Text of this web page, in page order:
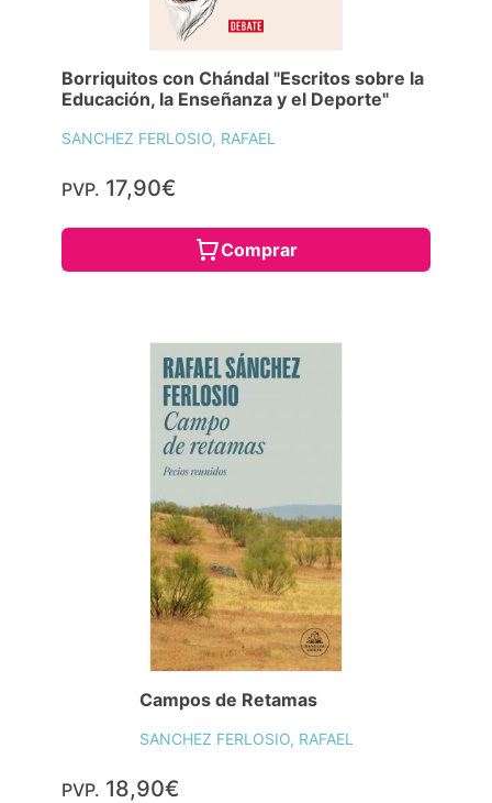
Borriquitos con Chándal "Escritos sobre la
Educación, la Enseñanza y el Deporte"
SANCHEZ FERLOSIO, RAFAEL
PVP. 17,90€
Comprar
Campos de Retamas
SANCHEZ FERLOSIO, RAFAEL
PVP. 18,90€